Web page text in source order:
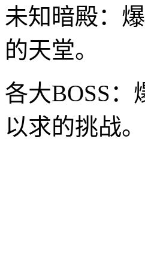
未知暗殿：
的天堂。
各大BOSS
以求的挑战。